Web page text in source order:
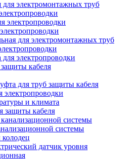
для электромонтажных труб
электропроводки
для электромонтажных труб
для электропроводки
кабеля
для труб защиты кабеля
электропроводки
и климата
защиты кабеля
системы
датчик уровня